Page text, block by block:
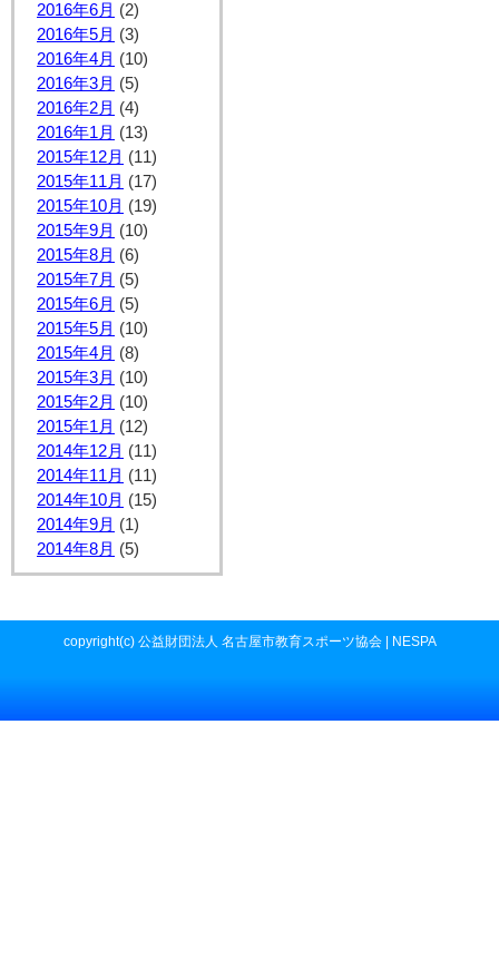
2016年6月 (2)
2016年5月 (3)
2016年4月 (10)
2016年3月 (5)
2016年2月 (4)
2016年1月 (13)
2015年12月 (11)
2015年11月 (17)
2015年10月 (19)
2015年9月 (10)
2015年8月 (6)
2015年7月 (5)
2015年6月 (5)
2015年5月 (10)
2015年4月 (8)
2015年3月 (10)
2015年2月 (10)
2015年1月 (12)
2014年12月 (11)
2014年11月 (11)
2014年10月 (15)
2014年9月 (1)
2014年8月 (5)
copyright(c) 公益財団法人 名古屋市教育スポーツ協会 | NESPA